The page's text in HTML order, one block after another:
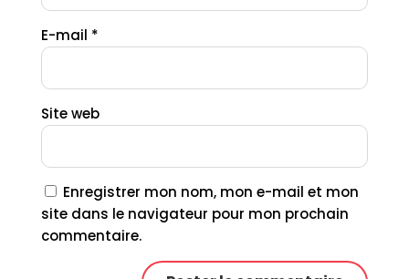
E-mail *
Site web
Enregistrer mon nom, mon e-mail et mon
site dans le navigateur pour mon prochain
commentaire.